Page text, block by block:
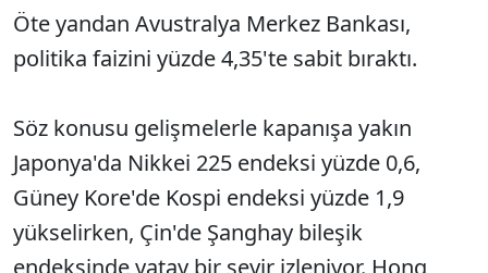
Öte yandan Avustralya Merkez Bankası,
politika faizini yüzde 4,35'te sabit bıraktı.
Söz konusu gelişmelerle kapanışa yakın
Japonya'da Nikkei 225 endeksi yüzde 0,6,
Güney Kore'de Kospi endeksi yüzde 1,9
yükselirken, Çin'de Şanghay bileşik